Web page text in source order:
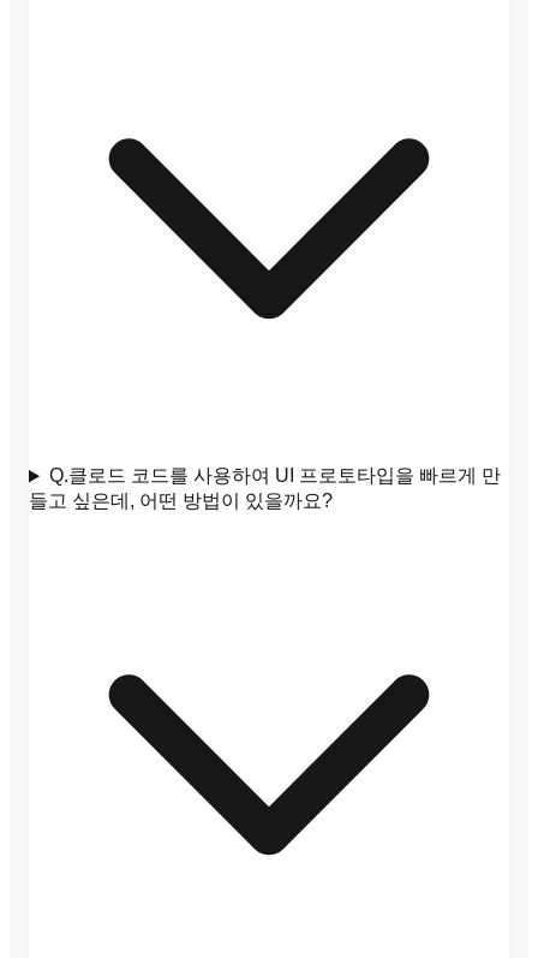
Q.클로드 코드를 사용하여 UI 프로토타입을 빠르게 만
들고 싶은데, 어떤 방법이 있을까요?